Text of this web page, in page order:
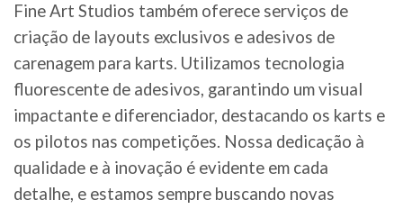
Fine Art Studios também oferece serviços de
criação de layouts exclusivos e adesivos de
carenagem para karts. Utilizamos tecnologia
fluorescente de adesivos, garantindo um visual
impactante e diferenciador, destacando os karts e
os pilotos nas competições. Nossa dedicação à
qualidade e à inovação é evidente em cada
detalhe, e estamos sempre buscando novas